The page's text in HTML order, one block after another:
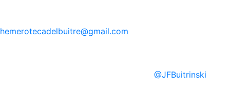
hemerotecadelbuitre@gmail.com
@JFBuitrinski